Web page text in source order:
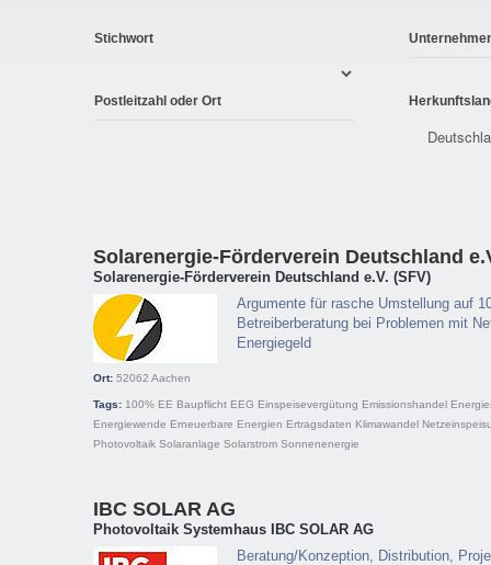
Stichwort
Postleitzahl oder Ort
Solarenergie-Förderverein Deutschland
Solarenergie-Förderverein Deutschland e.V. (SFV)
Argumente für rasche Umstellung auf
Betreiberberatung bei Problemen mit
Energiegeld
Ort: 52062 Aachen
Tags: 100% EE Baupflicht EEG Einspeisevergütung Emissionshandel
Energiewende Erneuerbare Energien Ertragsdaten Klimawandel
Photovoltaik Solaranlage Solarstrom Sonnenenergie
IBC SOLAR AG
Photovoltaik Systemhaus IBC SOLAR AG
Beratung/Konzeption, Distribution,